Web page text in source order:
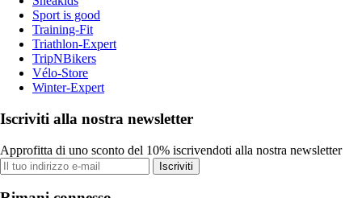
Sport is good
Training-Fit
Triathlon-Expert
TripNBikers
Vélo-Store
Winter-Expert
Iscriviti alla nostra newsletter
Approfitta di uno sconto del 10% iscrivendoti alla nostra newsletter
Iscriviti